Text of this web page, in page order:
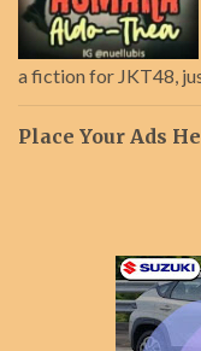
a fiction for JKT48,
Place Your Ads